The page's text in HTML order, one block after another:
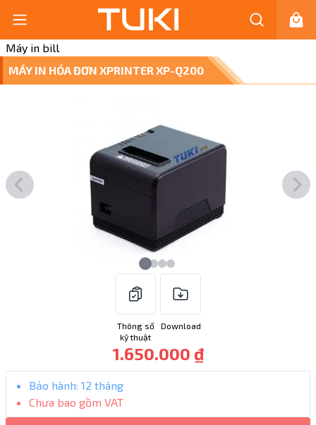
Máy in bill
MÁY IN HÓA ĐƠN XPRINTER XP-Q200
Thông số
kỹ thuật
Download
1.650.000 ₫
Bảo hành: 12 tháng
Chưa bao gồm VAT